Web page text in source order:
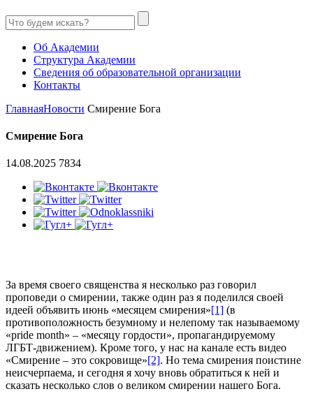
Об Академии
Структура Академии
Сведения об образовательной организации
Контакты
ГлавнаяНовости Смирение Бога
Смирение Бога
14.08.2025 7834
За время своего священства я несколько раз говорил
проповеди о смирении, также один раз я поделился своей
идеей объявить июнь «месяцем смирения»[1] (в
противоположность безумному и нелепому так называемому
«pride month» – «месяцу гордости», пропагандируемому
ЛГБТ-движением). Кроме того, у нас на канале есть видео
«Смирение – это сокровище»[2]. Но тема смирения поистине
неисчерпаема, и сегодня я хочу вновь обратиться к ней и
сказать несколько слов о великом смирении нашего Бога.